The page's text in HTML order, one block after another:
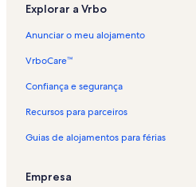
o
p
d
ã
p
r
A
Explorar a Vrbo
Anunciar o meu alojamento
VrboCare™
Confiança e segurança
Recursos para parceiros
Guias de alojamentos para férias
Empresa